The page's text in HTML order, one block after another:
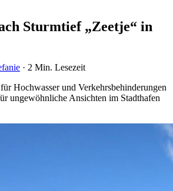
Sturmtief „Zeetje“ in
· 2 Min. Lesezeit
Hochwasser und Verkehrsbehinderungen
ungewöhnliche Ansichten im Stadthafen